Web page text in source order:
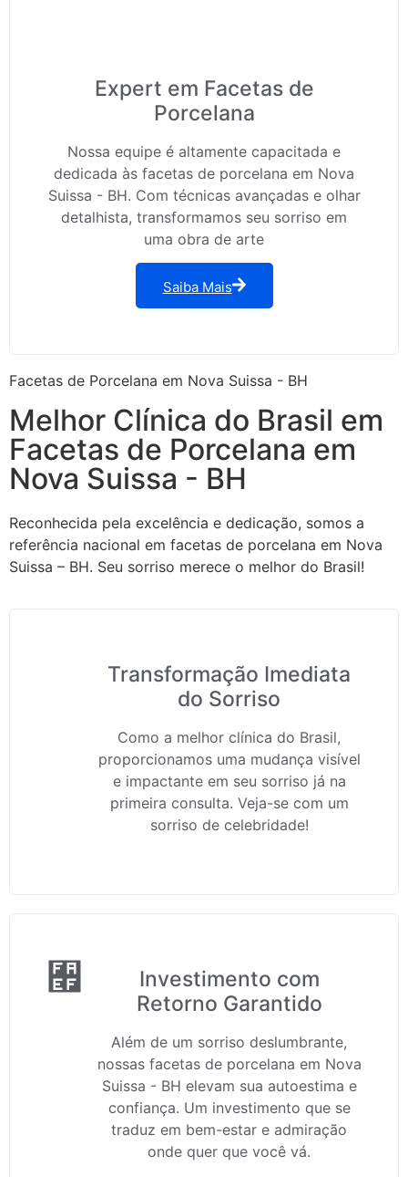
Expert em Facetas de
Porcelana
Nossa equipe é altamente capacitada e
dedicada às facetas de porcelana em Nova
Suissa - BH. Com técnicas avançadas e olhar
detalhista, transformamos seu sorriso em
uma obra de arte
Saiba Mais
Facetas de Porcelana em Nova Suissa - BH
Melhor Clínica do Brasil em
Facetas de Porcelana em
Nova Suissa - BH
Reconhecida pela excelência e dedicação, somos a
referência nacional em facetas de porcelana em Nova
Suissa – BH. Seu sorriso merece o melhor do Brasil!
Transformação Imediata
do Sorriso
Como a melhor clínica do Brasil,
proporcionamos uma mudança visível
e impactante em seu sorriso já na
primeira consulta. Veja-se com um
sorriso de celebridade!
Investimento com
Retorno Garantido
Além de um sorriso deslumbrante,
nossas facetas de porcelana em Nova
Suissa - BH elevam sua autoestima e
confiança. Um investimento que se
traduz em bem-estar e admiração
onde quer que você vá.